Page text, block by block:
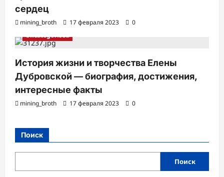
сердец
mining_broth 17 февраля 2023
0
Uncategorised
История жизни и творчества Елены
Дубровской — биография, достижения,
интересные факты
mining_broth 17 февраля 2023 0
Поиск
Поиск